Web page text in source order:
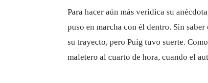
Para hacer aún más verídica su
puso en marcha con él dentro. Sin
su trayecto, pero Puig tuvo suerte.
maletero al cuarto de hora, cuando el